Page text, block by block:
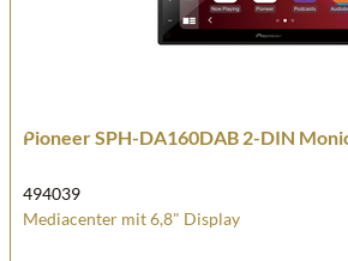
Pioneer SPH-DA160DAB 2-DIN
494039
Mediacenter mit 6,8" Display